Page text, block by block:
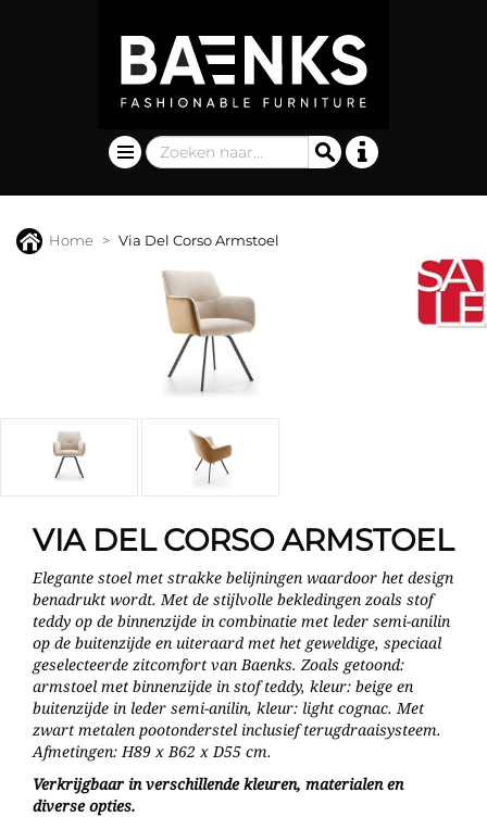
Home Via Del Corso Armstoel
VIA DEL CORSO ARMSTOEL
Elegante stoel met strakke belijningen waardoor het design
benadrukt wordt. Met de stijlvolle bekledingen zoals stof
teddy op de binnenzijde in combinatie met leder semi-anilin
op de buitenzijde en uiteraard met het geweldige, speciaal
geselecteerde zitcomfort van Baenks. Zoals getoond:
armstoel met binnenzijde in stof teddy, kleur: beige en
buitenzijde in leder semi-anilin, kleur: light cognac. Met
zwart metalen pootonderstel inclusief terugdraaisysteem.
Afmetingen: H89 x B62 x D55 cm.
Verkrijgbaar in verschillende kleuren, materialen en
diverse opties.